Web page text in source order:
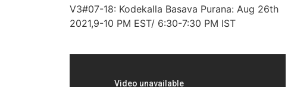
V3#07-18: Kodekalla Basava Purana: Aug 26th
2021,9-10 PM EST/ 6:30-7:30 PM IST